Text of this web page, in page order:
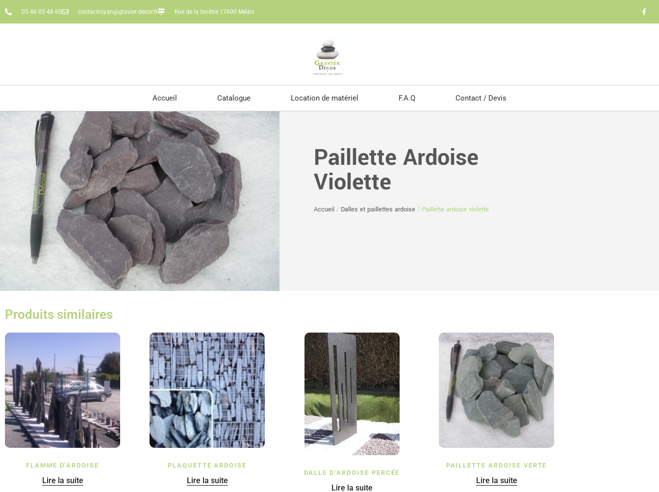
05 46 05 48 60 contactroyan@gravier-decor.fr Rue de la fenêtre 17600 Médis
Accueil Catalogue Location de matériel F.A.Q Contact / Devis
Paillette Ardoise
Violette
Accueil / Dalles et paillettes ardoise / Paillette ardoise violette
Produits similaires
FLAMME D’ARDOISE
Lire la suite
PLAQUETTE ARDOISE
Lire la suite
DALLE D’ARDOISE PERCÉE
Lire la suite
PAILLETTE ARDOISE VERTE
Lire la suite